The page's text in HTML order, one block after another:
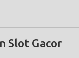
Slot Gacor